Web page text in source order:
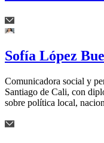
Sofía López
Comunicadora social y
Santiago de Cali, con
sobre política local,